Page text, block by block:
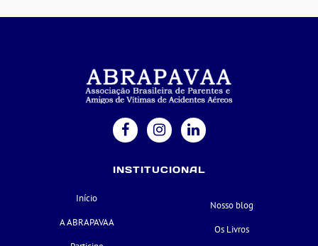
INSTITUCIONAL
Início
A ABRAPAVAA
Nosso blog
Os Livros